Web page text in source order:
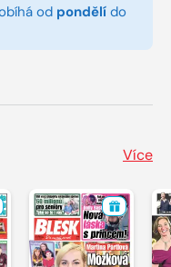
od pondělí do
Více